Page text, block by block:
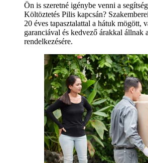
Ön is szeretné igénybe venni a
Költöztetés Pilis kapcsán?
20 éves tapasztalattal a hátuk mögött,
garanciával és kedvező árakkal állnak
rendelkezésére.